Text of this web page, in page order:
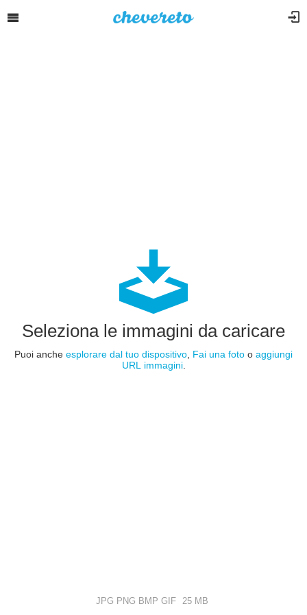
Seleziona le immagini da caricare
Puoi anche esplorare dal tuo dispositivo Fai una foto o aggiungi
URL immagini.
JPG PNG BMP GIF 25 MB